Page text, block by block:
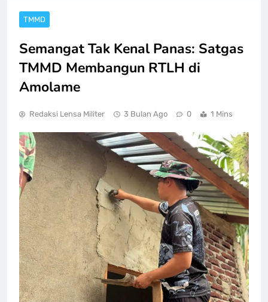
TMMD
Semangat Tak Kenal Panas: Satgas
TMMD Membangun RTLH di
Amolame
Redaksi Lensa Militer 3 Bulan Ago 0 1 Mins